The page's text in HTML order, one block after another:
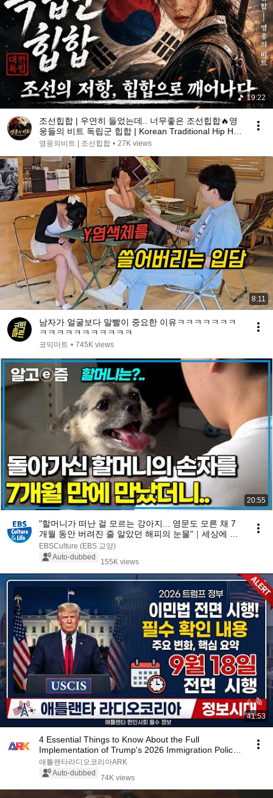
19:22
조선힙합 | 우연히 들었는데.. 너무좋은 조선힙합🔥영
웅들의 비트 독립군 힙합 | Korean Traditional Hip Hop
#국악힙합 #조선힙합#Hip Hop
영웅의비트 | 조선힙합 • 27K views
8:11
남자가 얼굴보다 말빨이 중요한 이유ㅋㅋㅋㅋㅋㅋㅋ
ㅋㅋㅋㅋㅋㅋㅋㅋㅋㅋㅋ
코믹마트 • 745K views
20:55
"할머니가 떠난 걸 모르는 강아지... 영문도 모른 채 7
개월 동안 버려진 줄 알았던 해피의 눈물"｜세상에 나
쁜 개는 없다｜알고e즘
EBSCulture (EBS 교양)
Auto-dubbed
155K views
41:53
4 Essential Things to Know About the Full
Implementation of Trump's 2026 Immigration Policy!!
#At...
애틀랜타라디오코리아ARK
Auto-dubbed
74K views